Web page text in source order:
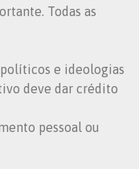
Todas as
e ideologias
deve dar crédito
pessoal ou